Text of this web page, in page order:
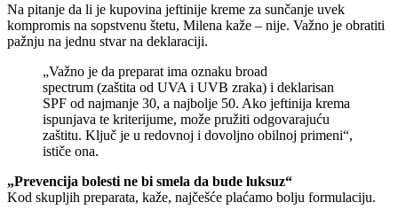
Na pitanje da li je kupovina jeftinije kreme za sunčanje uvek
kompromis na sopstvenu štetu, Milena kaže – nije. Važno je obratiti
pažnju na jednu stvar na deklaraciji.
„Važno je da preparat ima oznaku broad
spectrum (zaštita od UVA i UVB zraka) i deklarisan
SPF od najmanje 30, a najbolje 50. Ako jeftinija krema
ispunjava te kriterijume, može pružiti odgovarajuću
zaštitu. Ključ je u redovnoj i dovoljno obilnoj primeni“,
ističe ona.
„Prevencija bolesti ne bi smela da bude luksuz“
Kod skupljih preparata, kaže, najčešće plaćamo bolju formulaciju.